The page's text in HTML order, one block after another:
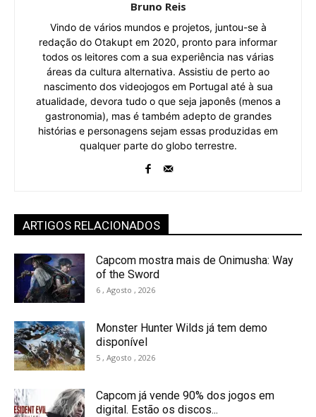
Bruno Reis
Vindo de vários mundos e projetos, juntou-se à
redação do Otakupt em 2020, pronto para informar
todos os leitores com a sua experiência nas várias
áreas da cultura alternativa. Assistiu de perto ao
nascimento dos videojogos em Portugal até à sua
atualidade, devora tudo o que seja japonês (menos a
gastronomia), mas é também adepto de grandes
histórias e personagens sejam essas produzidas em
qualquer parte do globo terrestre.
ARTIGOS RELACIONADOS
Capcom mostra mais de Onimusha: Way
of the Sword
6 , Agosto , 2026
Monster Hunter Wilds já tem demo
disponível
5 , Agosto , 2026
Capcom já vende 90% dos jogos em
digital. Estão os discos...